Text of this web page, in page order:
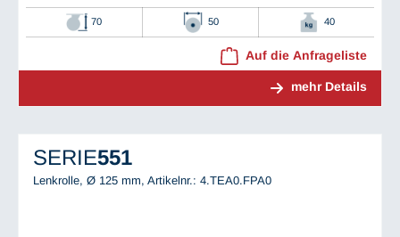
70 50 40
Auf die Anfrageliste
mehr Details
SERIE551
Lenkrolle, Ø 125 mm, Artikelnr.: 4.TEA0.FPA0